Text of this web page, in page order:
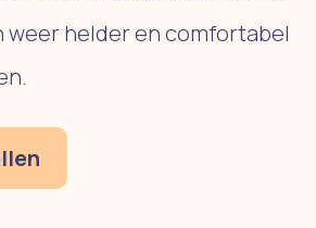
weer helder en comfortabel